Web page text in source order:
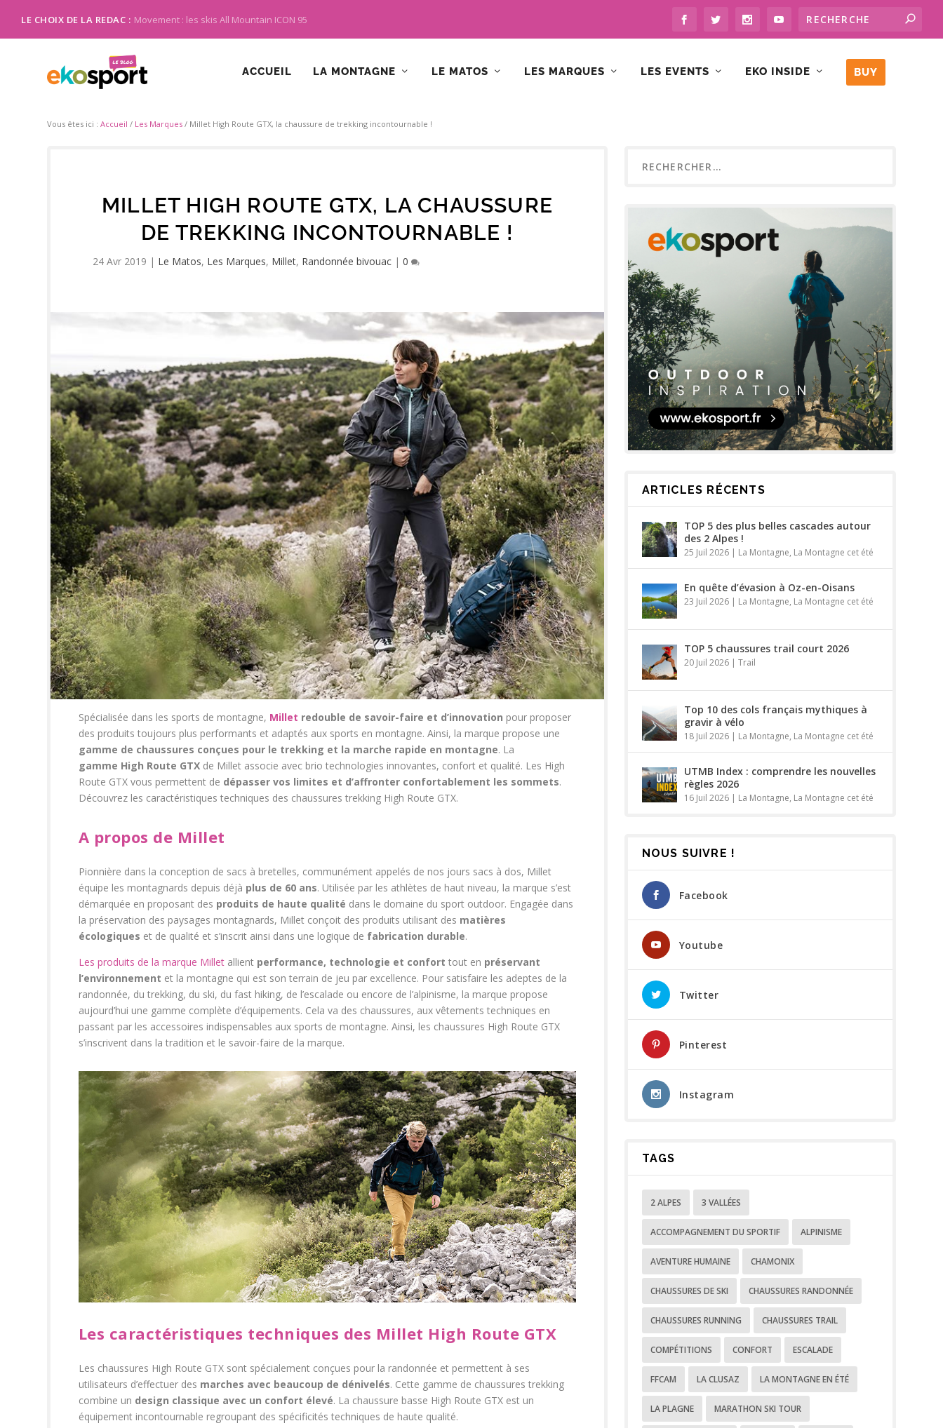
LE CHOIX DE LA REDAC : Movement : les skis All Mountain ICON 95
ACCUEIL LA MONTAGNE LE MATOS LES MARQUES LES EVENTS EKO INSIDE BUY
Vous êtes ici :Accueil / Les Marques / Millet High Route GTX, la chaussure de trekking incontournable !
MILLET HIGH ROUTE GTX, LA CHAUSSURE
DE TREKKING INCONTOURNABLE !
24 Avr 2019 | Le Matos, Les Marques, Millet, Randonnée bivouac |0
Spécialisée dans les sports de montagne, Millet redouble de savoir-faire et d’innovation pour proposer
des produits toujours plus performants et adaptés aux sports en montagne. Ainsi, la marque propose une
gamme de chaussures conçues pour le trekking et la marche rapide en montagne. La
gamme High Route GTXde Millet associe avec brio technologies innovantes, confort et qualité. Les High
Route GTX vous permettent de dépasser vos limites et d’affronter confortablement les sommets.
Découvrez les caractéristiques techniques des chaussures trekking High Route GTX.
A propos de Millet
Pionnière dans la conception de sacs à bretelles, communément appelés de nos jours sacs à dos, Millet
équipe les montagnards depuis déjà plus de 60 ans. Utilisée par les athlètes de haut niveau, la marque s’est
démarquée en proposant des produits de haute qualité dans le domaine du sport outdoor. Engagée dans
la préservation des paysages montagnards, Millet conçoit des produits utilisant des matières
écologiques et de qualité et s’inscrit ainsi dans une logique de fabrication durable.
Les produits de la marque Milletallient performance, technologie et confort tout en préservant
l’environnement et la montagne qui est son terrain de jeu par excellence. Pour satisfaire les adeptes de la
randonnée, du trekking, du ski, du fast hiking, de l’escalade ou encore de l’alpinisme, la marque propose
aujourd’hui une gamme complète d’équipements. Cela va des chaussures, aux vêtements techniques en
passant par les accessoires indispensables aux sports de montagne. Ainsi, les chaussures High Route GTX
s’inscrivent dans la tradition et le savoir-faire de la marque.
Les caractéristiques techniques des Millet High Route GTX
Les chaussures High Route GTX sont spécialement conçues pour la randonnée et permettent à ses
utilisateurs d’effectuer des marches avec beaucoup de dénivelés. Cette gamme de chaussures trekking
combine un design classique avec un confort élevé. La chaussure basse High Route GTX est un
équipement incontournable regroupant des spécificités techniques de haute qualité.
ARTICLES RÉCENTS
TOP 5 des plus belles cascades autour
des 2 Alpes !
25 Juil 2026| La Montagne, La Montagne cet été
En quête d’évasion à Oz-en-Oisans
23 Juil 2026| La Montagne, La Montagne cet été
TOP 5 chaussures trail court 2026
20 Juil 2026| Trail
Top 10 des cols français mythiques à
gravir à vélo
18 Juil 2026| La Montagne, La Montagne cet été
UTMB Index : comprendre les nouvelles
règles 2026
16 Juil 2026| La Montagne, La Montagne cet été
NOUS SUIVRE !
Facebook
Youtube
Twitter
Pinterest
Instagram
TAGS
2 ALPES 3 VALLÉES
ACCOMPAGNEMENT DU SPORTIF ALPINISME
AVENTURE HUMAINE CHAMONIX
CHAUSSURES DE SKI CHAUSSURES RANDONNÉE
CHAUSSURES RUNNING CHAUSSURES TRAIL
COMPÉTITIONS CONFORT ESCALADE
FFCAM LA CLUSAZ LA MONTAGNE EN ÉTÉ
LA PLAGNE MARATHON SKI TOUR